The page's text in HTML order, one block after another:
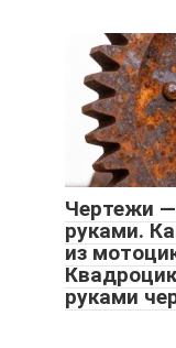
Чертежи
руками.
из
руками